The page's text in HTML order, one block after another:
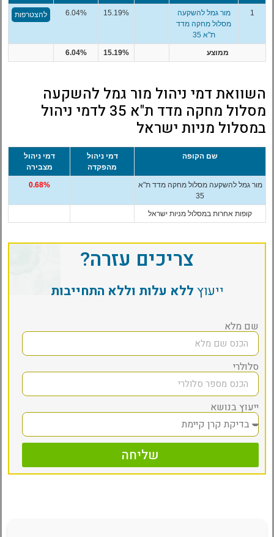
1
מור גמל להשקעה
מסלול מחקה מדד
ת"א 35
15.19%
6.04% להצטרפות
ממוצע 15.19%
6.04%
השוואת דמי ניהול מור גמל להשקעה
מסלול מחקה מדד ת"א 35 לדמי ניהול
במסלול מניות ישראל
שם הקופה
דמי ניהול
מהפקדה
דמי ניהול
מצבירה
מור גמל להשקעה מסלול מחקה מדד ת"א
35
0.68%
קופות אחרות במסלול מניות ישראל
צריכים עזרה?
ייעוץללא עלות וללא התחייבות
שם מלא
סלולרי
ייעוץ בנושא
שליחה